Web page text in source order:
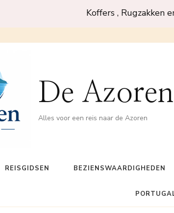
Koffers , Rugzakken
De Azoren
Alles voor een reis naar de Azoren
REISGIDSEN BEZIENSWAARDIGHEDEN